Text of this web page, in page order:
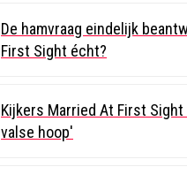
De hamvraag eindelijk
First Sight écht?
Kijkers Married At First
valse hoop'